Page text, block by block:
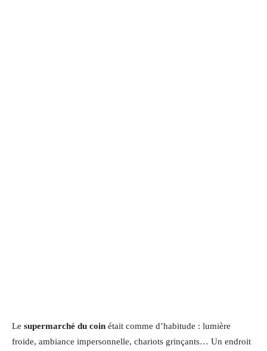
Le supermarché du coin était comme d’habitude : lumière
froide, ambiance impersonnelle, chariots grinçants… Un endroit